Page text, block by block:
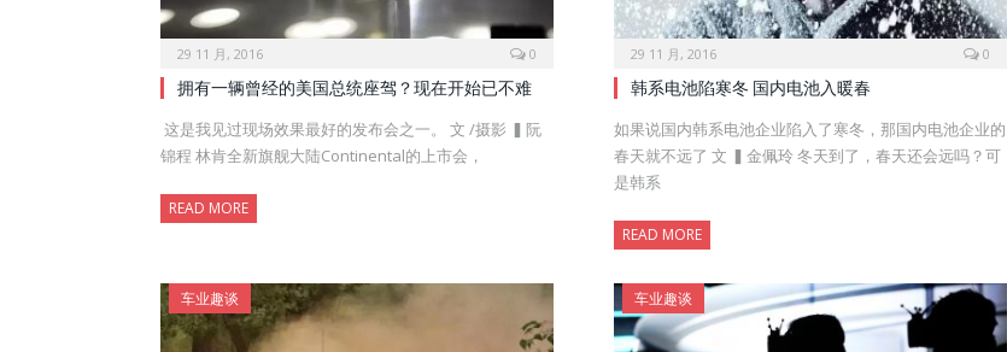
29 11 月, 2016 0
拥有一辆曾经的美国总统座驾？现在开始已不难
这是我见过现场效果最好的发布会之一。 文 /摄影 ▍阮
锦程 林肯全新旗舰大陆Continental的上市会，
READ MORE
29 11 月, 2016 0
韩系电池陷寒冬 国内电池入暖春
如果说国内韩系电池企业陷入了寒冬，那国内电池企业的
春天就不远了 文 ▍金佩玲 冬天到了，春天还会远吗？可
是韩系
READ MORE
车业趣谈 车业趣谈